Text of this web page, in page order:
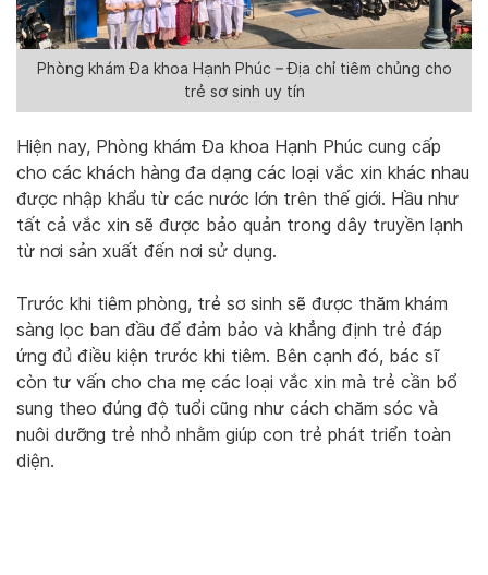
Phòng khám Đa khoa Hạnh Phúc – Địa chỉ tiêm chủng cho
trẻ sơ sinh uy tín
Hiện nay, Phòng khám Đa khoa Hạnh Phúc cung cấp
cho các khách hàng đa dạng các loại vắc xin khác nhau
được nhập khẩu từ các nước lớn trên thế giới. Hầu như
tất cả vắc xin sẽ được bảo quản trong dây truyền lạnh
từ nơi sản xuất đến nơi sử dụng.
Trước khi tiêm phòng, trẻ sơ sinh sẽ được thăm khám
sàng lọc ban đầu để đảm bảo và khẳng định trẻ đáp
ứng đủ điều kiện trước khi tiêm. Bên cạnh đó, bác sĩ
còn tư vấn cho cha mẹ các loại vắc xin mà trẻ cần bổ
sung theo đúng độ tuổi cũng như cách chăm sóc và
nuôi dưỡng trẻ nhỏ nhằm giúp con trẻ phát triển toàn
diện.